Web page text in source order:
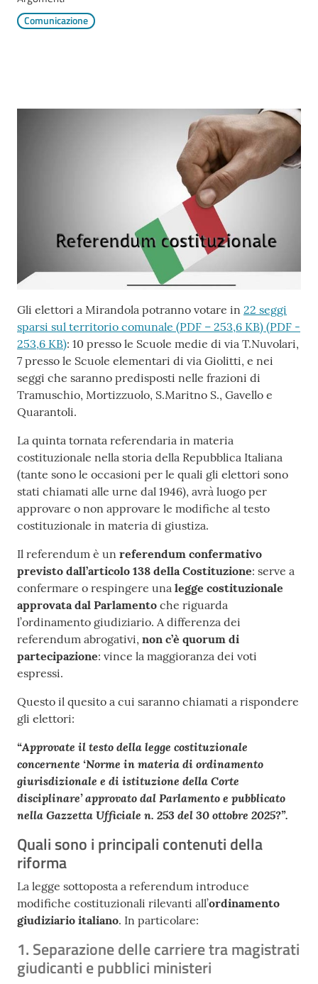
n
eComunicazione
Contenuto
Gli elettori a Mirandola potranno votare in 22 seggi
sparsi sul territorio comunale (PDF – 253,6 KB) (PDF -
253,6 KB): 10 presso le Scuole medie di via T.Nuvolari,
7 presso le Scuole elementari di via Giolitti, e nei
seggi che saranno predisposti nelle frazioni di
Tramuschio, Mortizzuolo, S.Maritno S., Gavello e
Quarantoli.
La quinta tornata referendaria in materia
costituzionale nella storia della Repubblica Italiana
(tante sono le occasioni per le quali gli elettori sono
stati chiamati alle urne dal 1946), avrà luogo per
approvare o non approvare le modifiche al testo
costituzionale in materia di giustiza.
Il referendum è un referendum confermativo
previsto dall’articolo 138 della Costituzione: serve a
confermare o respingere una legge costituzionale
approvata dal Parlamento che riguarda
l’ordinamento giudiziario. A differenza dei
referendum abrogativi, non c’è quorum di
partecipazione: vince la maggioranza dei voti
espressi.
Questo il quesito a cui saranno chiamati a rispondere
gli elettori:
“Approvate il testo della legge costituzionale
concernente ‘Norme in materia di ordinamento
giurisdizionale e di istituzione della Corte
disciplinare’ approvato dal Parlamento e pubblicato
nella Gazzetta Ufficiale n. 253 del 30 ottobre 2025?”.
Quali sono i principali contenuti della
riforma
La legge sottoposta a referendum introduce
modifiche costituzionali rilevanti all’ordinamento
giudiziario italiano. In particolare:
1. Separazione delle carriere tra magistrati
giudicanti e pubblici ministeri